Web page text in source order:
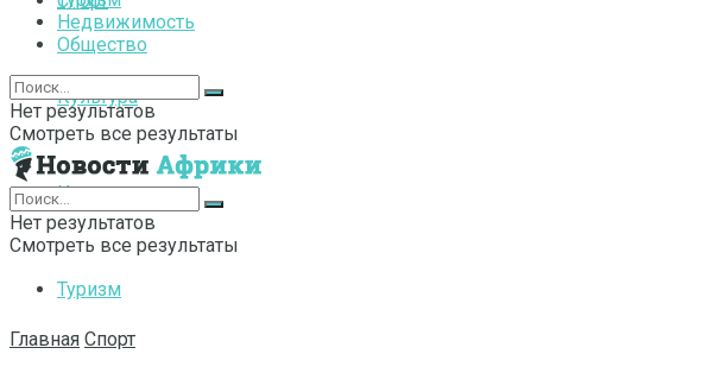
Культура
Интернет
Туризм
Недвижимость
Общество
Нет результатов
Смотреть все результаты
Нет результатов
Смотреть все результаты
Главная Спорт